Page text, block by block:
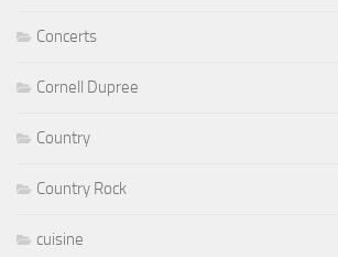
Concerts
Cornell Dupree
Country
Country Rock
cuisine